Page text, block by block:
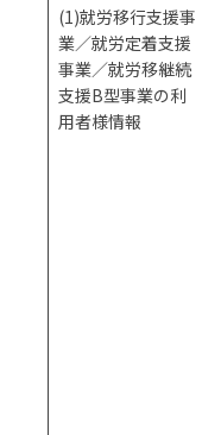
(1)就労移行支援事
業／就労定着支援
事業／就労移継続
支援B型事業の利
用者様情報